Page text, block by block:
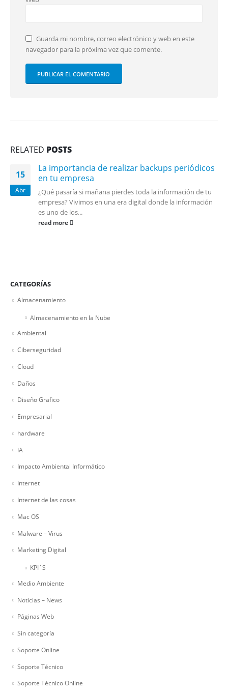
Guarda mi nombre, correo electrónico y web en este
navegador para la próxima vez que comente.
RELATED POSTS
15
Abr
La importancia de realizar backups periódicos
en tu empresa
¿Qué pasaría si mañana pierdes toda la información de tu
empresa? Vivimos en una era digital donde la información
es uno de los...
read more
CATEGORÍAS
Almacenamiento
Almacenamiento en la Nube
Ambiental
Ciberseguridad
Cloud
Daños
Diseño Grafico
Empresarial
hardware
IA
Impacto Ambiental Informático
Internet
Internet de las cosas
Mac OS
Malware – Virus
Marketing Digital
KPI´S
Medio Ambiente
Noticias – News
Páginas Web
Sin categoría
Soporte Online
Soporte Técnico
Soporte Técnico Online